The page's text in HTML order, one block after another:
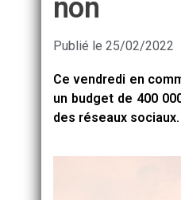
non
Publié le 25/02/2022
Ce vendredi en
un budget de 400
des réseaux